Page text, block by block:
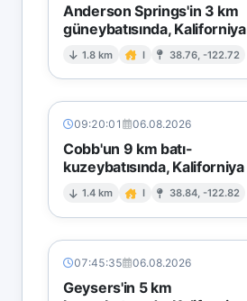
Anderson Springs'in 3 km
güneybatısında, Kaliforniya
1.8 km I 38.76, -122.72
09:20:01 06.08.2026
Cobb'un 9 km batı-
kuzeybatısında, Kaliforniya
1.4 km I 38.84, -122.82
07:45:35 06.08.2026
Geysers'in 5 km